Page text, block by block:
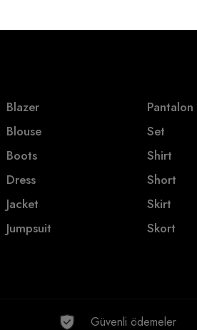
Blazer
Blouse
Boots
Dress
Jacket
Jumpsuit
Pantalon
Set
Shirt
Short
Skirt
Skort
Güvenli ödemeler